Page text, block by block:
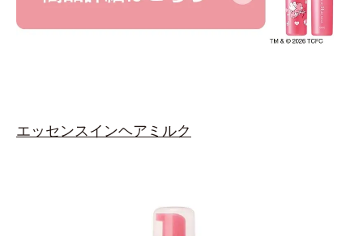
エッセンスインヘアミルク